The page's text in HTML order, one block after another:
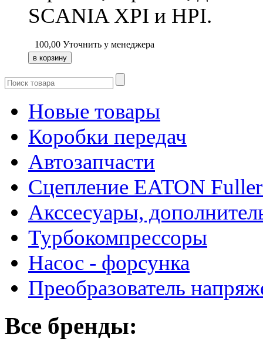
SCANIA XPI и HPI.
100,00 Уточнить у менеджера
Новые товары
Коробки передач
Автозапчасти
Сцепление EATON
Акссесуары,
Турбокомпрессоры
Насос - форсунка
Преобразователь
Все бренды: